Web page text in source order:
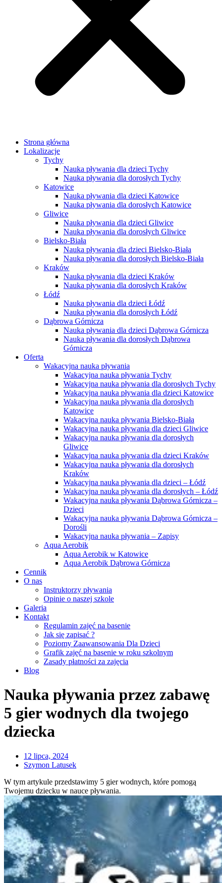
Strona główna
Lokalizacje
Tychy
Nauka pływania dla dzieci Tychy
Nauka pływania dla dorosłych Tychy
Katowice
Nauka pływania dla dzieci Katowice
Nauka pływania dla dorosłych Katowice
Gliwice
Nauka pływania dla dzieci Gliwice
Nauka pływania dla dorosłych Gliwice
Bielsko-Biała
Nauka pływania dla dzieci Bielsko-Biała
Nauka pływania dla dorosłych Bielsko-Biała
Kraków
Nauka pływania dla dzieci Kraków
Nauka pływania dla dorosłych Kraków
Łódź
Nauka pływania dla dzieci Łódź
Nauka pływania dla dorosłych Łódź
Dąbrowa Górnicza
Nauka pływania dla dzieci Dąbrowa Górnicza
Nauka pływania dla dorosłych Dąbrowa
Górnicza
Oferta
Wakacyjna nauka pływania
Wakacyjna nauka pływania Tychy
Wakacyjna nauka pływania dla dorosłych Tychy
Wakacyjna nauka pływania dla dzieci Katowice
Wakacyjna nauka pływania dla dorosłych
Katowice
Wakacyjna nauka pływania Bielsko-Biała
Wakacyjna nauka pływania dla dzieci Gliwice
Wakacyjna nauka pływania dla dorosłych
Gliwice
Wakacyjna nauka pływania dla dzieci Kraków
Wakacyjna nauka pływania dla dorosłych
Kraków
Wakacyjna nauka pływania dla dzieci – Łódź
Wakacyjna nauka pływania dla dorosłych – Łódź
Wakacyjna nauka pływania Dąbrowa Górnicza –
Dzieci
Wakacyjna nauka pływania Dąbrowa Górnicza –
Dorośli
Wakacyjna nauka pływania – Zapisy
Aqua Aerobik
Aqua Aerobik w Katowice
Aqua Aerobik Dąbrowa Górnicza
Cennik
O nas
Instruktorzy pływania
Opinie o naszej szkole
Galeria
Kontakt
Regulamin zajęć na basenie
Jak się zapisać ?
Poziomy Zaawansowania Dla Dzieci
Grafik zajęć na basenie w roku szkolnym
Zasady płatności za zajęcia
Blog
Nauka pływania przez zabawę
5 gier wodnych dla twojego
dziecka
12 lipca, 2024
Szymon Latusek
W tym artykule przedstawimy 5 gier wodnych, które pomogą
Twojemu dziecku w nauce pływania.